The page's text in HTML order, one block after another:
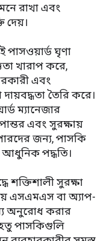
রাখা এবং
দেয়।
পাসওয়ার্ড ঘৃণা
খারাপ করে,
এবং
তৈরি করে।
ম্যানেজার
এবং সুরক্ষায়
জন্য, পাসকি
পদ্ধতি।
শক্তিশালী সুরক্ষা
এসএমএস বা অ্যাপ-
অনুরোধ করার
পাসকিগুলি